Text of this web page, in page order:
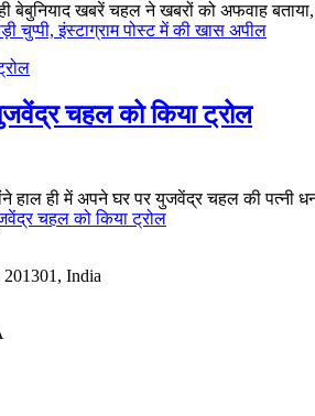
खबरें चहल ने खबरों को अफवाह
चुप्पी, इंस्टाग्राम पोस्ट में की खास अपील
चहल को किया ट्रोल
ही में अपने घर पर युजवेंद्र चहल की पत्नी
चहल को किया ट्रोल
India